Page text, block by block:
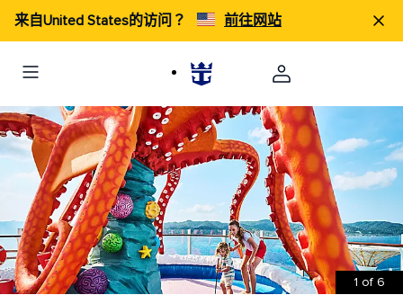
来自United States的访问？ 前往网站
1 of 6